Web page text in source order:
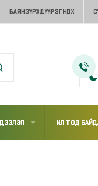
БАЯНЗҮРХ ДҮҮРЭГ НДХ
ИЛ ТОД